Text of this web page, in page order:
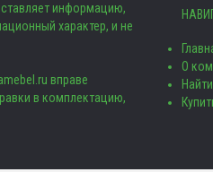
информацию,
характер, и не
вправе
в комплектацию,
О